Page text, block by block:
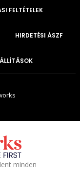
FELTÉTELEK
HIRDETÉSI ÁSZF
minden